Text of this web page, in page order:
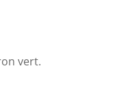
vert.